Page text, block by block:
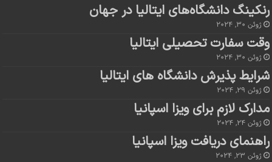
رنکینگ دانشگاه‌های ایتالیا در جهان
ژوئن 30, 2024
وقت سفارت تحصیلی ایتالیا
ژوئن 30, 2024
شرایط پذیرش دانشگاه های ایتالیا
ژوئن 29, 2024
مدارک لازم برای ویزا اسپانیا
ژوئن 24, 2024
راهنمای دریافت ویزا اسپانیا
ژوئن 23, 2024